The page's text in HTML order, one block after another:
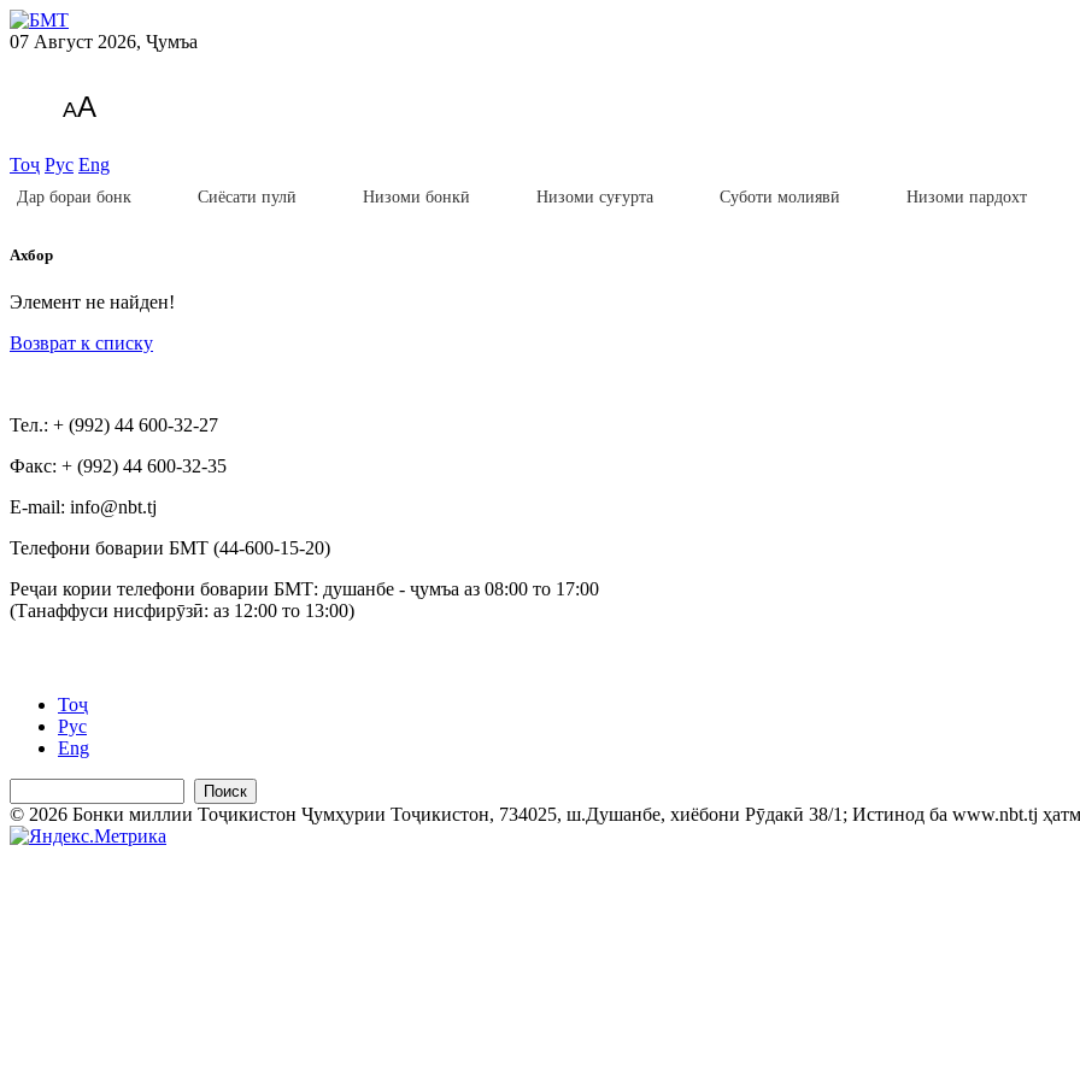
07 Август 2026, Ҷумъа
AA
Тоҷ Рус Eng
Дар бораи бонк Сиёсати пулӣ Низоми бонкӣ Низоми суғурта Суботи молиявӣ Низоми пардохт
Ахбор
Элемент не найден!
Возврат к списку
Тел.: + (992) 44 600-32-27
Факс: + (992) 44 600-32-35
Е-mail: info@nbt.tj
Телефони боварии БМТ (44-600-15-20)
Реҷаи кории телефони боварии БМТ: душанбе - ҷумъа аз 08:00 то 17:00
(Танаффуси нисфирӯзӣ: аз 12:00 то 13:00)
Тоҷ
Рус
Eng
Поиск
© 2026 Бонки миллии Тоҷикистон Ҷумҳурии Тоҷикистон, 734025, ш.Душанбе, хиёбони Рӯдакӣ 38/1; Истинод ба www.nbt.tj